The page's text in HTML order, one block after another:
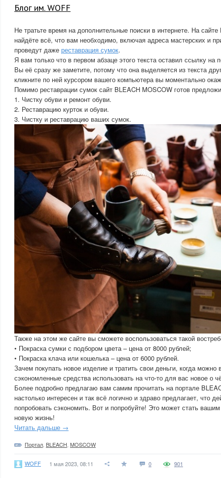
Блог им. WOFF
Не тратьте время на дополнительные поиски в интернете. На
найдёте всё, что вам необходимо, включая адреса мастерских и
проведут даже реставрация сумок.
Я вам только что в первом абзаце этого текста оставил ссылку на
Вы её сразу же заметите, потому что она выделяется из текста
кликните по ней курсором вашего компьютера вы моментально
Помимо реставрации сумок сайт BLEACH MOSCOW готов
1. Чистку обуви и ремонт обуви.
2. Реставрацию курток и обуви.
3. Чистку и реставрацию ваших сумок.
Также на этом же сайте вы сможете воспользоваться такой
• Покраска сумки с подбором цвета – цена от 8000 рублей;
• Покраска клача или кошелька – цена от 6000 рублей.
Зачем покупать новое изделие и тратить свои деньги, когда можно
сэкономленные средства использовать на что-то для вас новое о
Более подробно предлагаю вам самим прочитать на портале
настолько интересен и так всё логично и здраво предлагает, что
попробовать сэкономить. Вот и попробуйте! Это может стать
новую жизнь!
Читать дальше →
Портал BLEACH MOSCOW
WOFF 1 мая 2023, 08:11 0 901